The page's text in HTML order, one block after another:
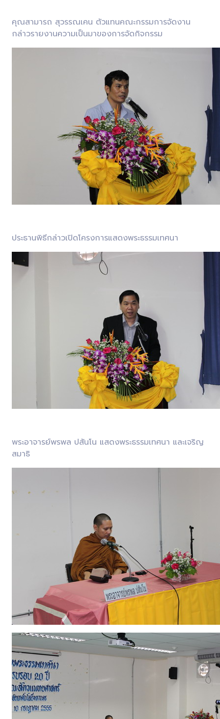
คุณสามารถ สุวรรณเคน ตัวแทนคณะกรรมการจัดงาน
กล่าวรายงานความเป็นมาของการจัดกิจกรรม
ประธานพิธีกล่าวเปิดโครงการแสดงพระธรรมเทศนา
พระอาจารย์พรพล ปสันโน แสดงพระธรรมเทศนา และเจริญ
สมาธิ